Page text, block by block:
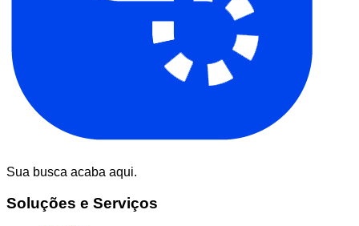
Sua busca acaba aqui.
Soluções e Serviços